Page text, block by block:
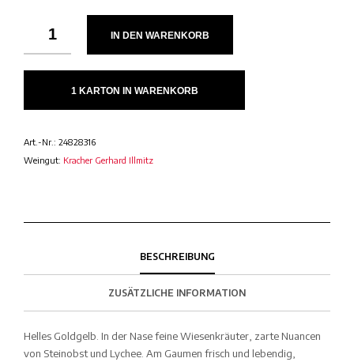
IN DEN WARENKORB
1 KARTON IN WARENKORB
Art.-Nr.: 24828316
Weingut: Kracher Gerhard Illmitz
BESCHREIBUNG
ZUSÄTZLICHE INFORMATION
Helles Goldgelb. In der Nase feine Wiesenkräuter, zarte Nuancen
von Steinobst und Lychee. Am Gaumen frisch und lebendig,